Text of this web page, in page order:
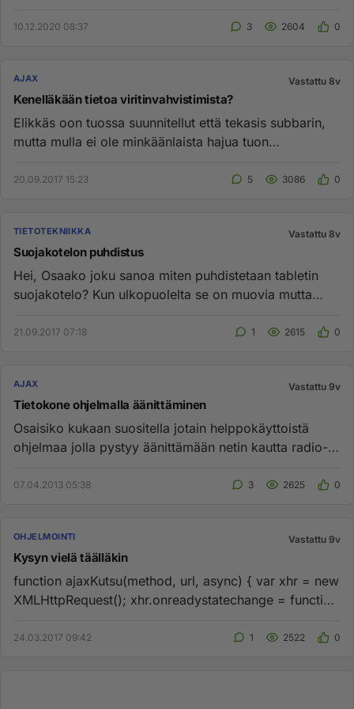
10.12.2020 08:37 3 2604 0
AJAX Vastattu 8v
Kenelläkään tietoa viritinvahvistimista?
Elikkäs oon tuossa suunnitellut että tekasis subbarin,
mutta mulla ei ole minkäänlaista hajua tuon
20.09.2017 15:23 5 3086 0
TIETOTEKNIIKKA Vastattu 8v
Suojakotelon puhdistus
Hei, Osaako joku sanoa miten puhdistetaan tabletin
suojakotelo? Kun ulkopuolelta se on muovia mutta
21.09.2017 07:18 1 2615 0
AJAX Vastattu 9v
Tietokone ohjelmalla äänittäminen
Osaisiko kukaan suositella jotain helppokäyttoistä
ohjelmaa jolla pystyy äänittämään netin kautta radio-
07.04.2013 05:38 3 2625 0
OHJELMOINTI Vastattu 9v
Kysyn vielä täälläkin
function ajaxKutsu(method, url, async) { var xhr = new
XMLHttpRequest(); xhr.onreadystatechange = function
24.03.2017 09:42 1 2522 0